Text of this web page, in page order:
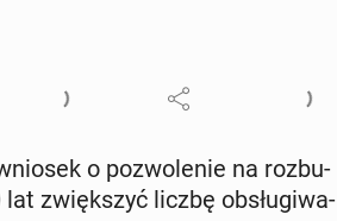
o po­zwo­le­nie na roz­bu­
zwięk­szyć liczbę ob­słu­gi­wa­